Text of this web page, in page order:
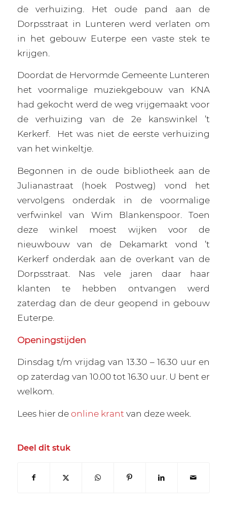
de verhuizing. Het oude pand aan de
Dorpsstraat in Lunteren werd verlaten om
in het gebouw Euterpe een vaste stek te
krijgen.
Doordat de Hervormde Gemeente Lunteren
het voormalige muziekgebouw van KNA
had gekocht werd de weg vrijgemaakt voor
de verhuizing van de 2e kanswinkel ’t
Kerkerf.
Het was niet de eerste verhuizing
van het winkeltje.
Begonnen in de oude bibliotheek aan de
Julianastraat (hoek Postweg) vond het
vervolgens onderdak in de voormalige
verfwinkel van Wim Blankenspoor. Toen
deze winkel moest wijken voor de
nieuwbouw van de Dekamarkt vond ’t
Kerkerf onderdak aan de overkant van de
Dorpsstraat. Nas vele jaren daar haar
klanten te hebben ontvangen werd
zaterdag dan de deur geopend in gebouw
Euterpe.
Openingstijden
Dinsdag t/m vrijdag van 13.30 – 16.30 uur en
op zaterdag van 10.00 tot 16.30 uur. U bent er
welkom.
Lees hier deonline krant van deze week.
Deel dit stuk